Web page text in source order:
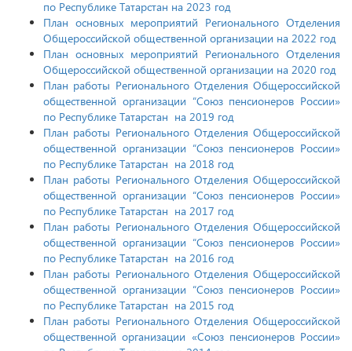
по Республике Татарстан на 2023 год
План основных мероприятий Регионального Отделения
Общероссийской общественной организации на 2022 год
План основных мероприятий Регионального Отделения
Общероссийской общественной организации на 2020 год
План работы Регионального Отделения Общероссийской
общественной организации “Союз пенсионеров России»
по Республике Татарстан на 2019 год
План работы Регионального Отделения Общероссийской
общественной организации “Союз пенсионеров России»
по Республике Татарстан на 2018 год
План работы Регионального Отделения Общероссийской
общественной организации “Союз пенсионеров России»
по Республике Татарстан на 2017 год
План работы Регионального Отделения Общероссийской
общественной организации “Союз пенсионеров России»
по Республике Татарстан на 2016 год
План работы Регионального Отделения Общероссийской
общественной организации “Союз пенсионеров России»
по Республике Татарстан на 2015 год
План работы Регионального Отделения Общероссийской
общественной организации «Союз пенсионеров России»